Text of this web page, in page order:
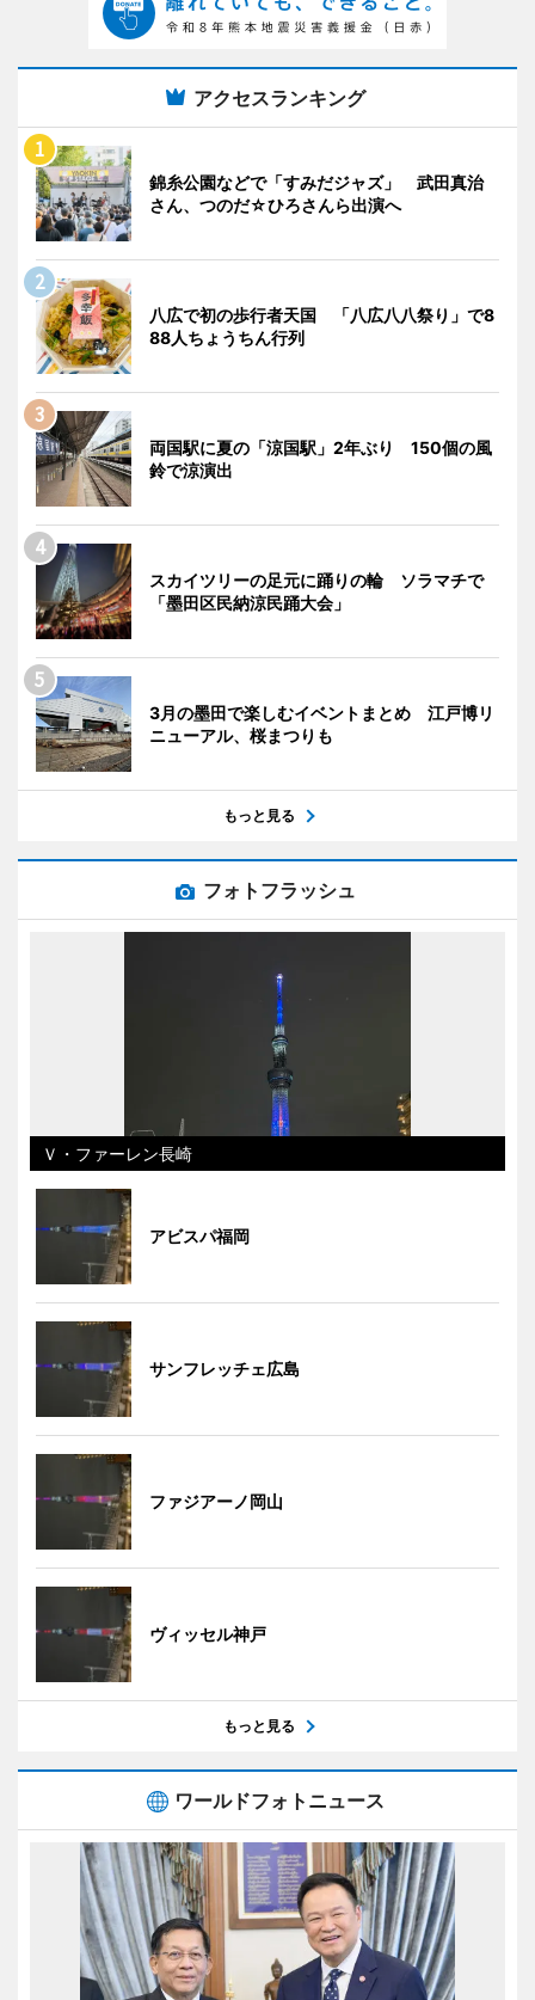
アクセスランキング
錦糸公園などで「すみだジャズ」 武田真治
さん、つのだ☆ひろさんら出演へ
八広で初の歩行者天国 「八広八八祭り」で8
88人ちょうちん行列
両国駅に夏の「涼国駅」2年ぶり 150個の風
鈴で涼演出
スカイツリーの足元に踊りの輪 ソラマチで
「墨田区民納涼民踊大会」
3月の墨田で楽しむイベントまとめ 江戸博リ
ニューアル、桜まつりも
もっと見る
フォトフラッシュ
Ｖ・ファーレン長崎
アビスパ福岡
サンフレッチェ広島
ファジアーノ岡山
ヴィッセル神戸
もっと見る
ワールドフォトニュース